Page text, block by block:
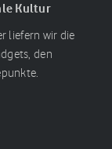
Kultur
liefern wir die
den